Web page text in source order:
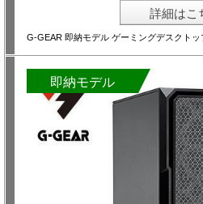
詳細はこ
G-GEAR 即納モデル ゲーミングデスクト
即納モデル